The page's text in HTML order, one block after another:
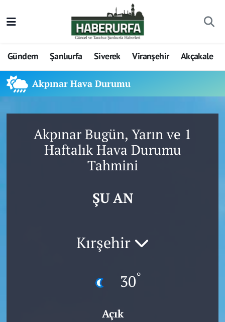
Gündem Şanlıurfa Siverek Viranşehir Akçakale
Akpınar Hava Durumu
Akpınar Bugün, Yarın ve 1
Haftalık Hava Durumu
Tahmini
ŞU AN
Kırşehir
30°
Açık